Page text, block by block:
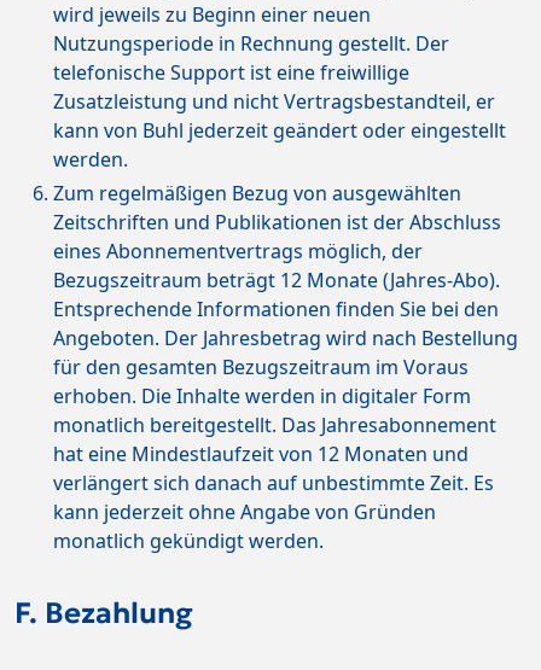
wird jeweils zu Beginn einer neuen
Nutzungsperiode in Rechnung gestellt. Der
telefonische Support ist eine freiwillige
Zusatzleistung und nicht Vertragsbestandteil, er
kann von Buhl jederzeit geändert oder eingestellt
werden.
Zum regelmäßigen Bezug von ausgewählten
Zeitschriften und Publikationen ist der Abschluss
eines Abonnementvertrags möglich, der
Bezugszeitraum beträgt 12 Monate (Jahres-Abo).
Entsprechende Informationen finden Sie bei den
Angeboten. Der Jahresbetrag wird nach Bestellung
für den gesamten Bezugszeitraum im Voraus
erhoben. Die Inhalte werden in digitaler Form
monatlich bereitgestellt. Das Jahresabonnement
hat eine Mindestlaufzeit von 12 Monaten und
verlängert sich danach auf unbestimmte Zeit. Es
kann jederzeit ohne Angabe von Gründen
monatlich gekündigt werden.
F. Bezahlung